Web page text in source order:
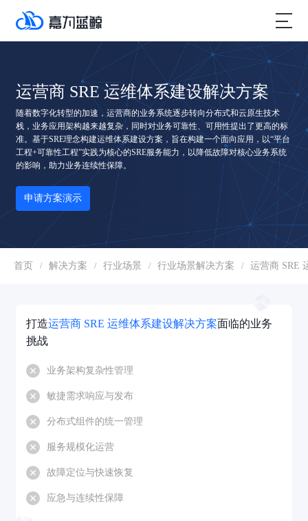
运营商 SRE 运维体系建设解决方案
随着数字化转型的加速，运营商的业务系统逐步转向分布式和云原生技术
栈，业务应用架构越来越复杂，同时对业务可靠性、可用性提出了更高的标
准。基于SRE理念构建运维体系建设方案，旨在构建一个面向应用，以“平台
工程+可靠性工程”实践为核心的SRE服务能力，以降低故障对核心业务系统
的影响，助力业务连续性保障。
申请方案演示
首页 / 解决方案 / 行业场景 / 行业场景解决方案 / 运营商 SRE
打造运营商 SRE 运维体系建设解决方案面临的业务
挑战
业务架构复杂性管理
敏捷需求响应与发布
分布式组件的统一管理
服务规模化运营
故障定位与快速恢复
应急与连续性保障